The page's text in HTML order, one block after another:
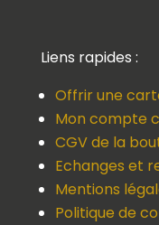
Liens rapides :
Offrir une
Mon compte
CGV de la
Echanges et
Mentions
Politique de